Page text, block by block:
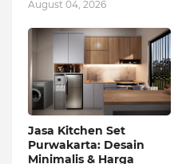
August 04, 2026
Jasa Kitchen Set
Purwakarta: Desain
Minimalis & Harga